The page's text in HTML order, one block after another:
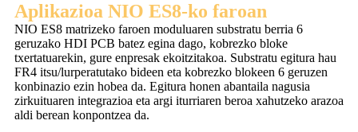
Aplikazioa NIO ES8-ko faroan
NIO ES8 matrizeko faroen moduluaren substratu berria 6
geruzako HDI PCB batez egina dago, kobrezko bloke
txertatuarekin, gure enpresak ekoitzitakoa. Substratu egitura hau
FR4 itsu/lurperatutako bideen eta kobrezko blokeen 6 geruzen
konbinazio ezin hobea da. Egitura honen abantaila nagusia
zirkuituaren integrazioa eta argi iturriaren beroa xahutzeko arazoa
aldi berean konpontzea da.